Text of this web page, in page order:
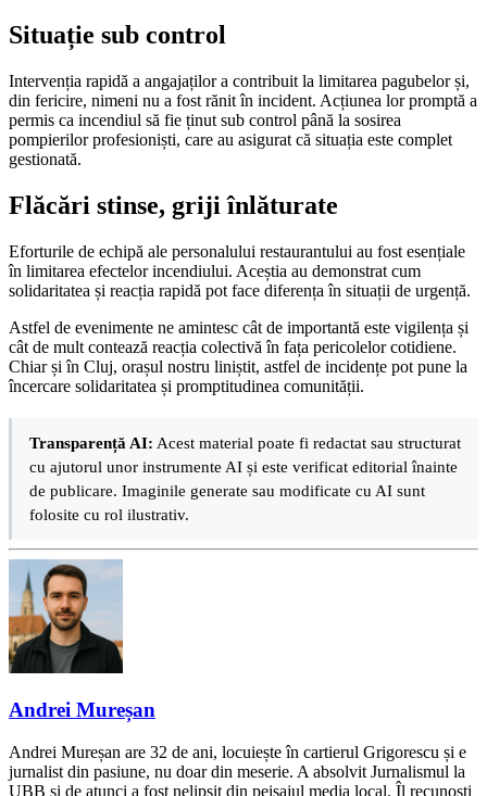
Situație sub control
Intervenția rapidă a angajaților a contribuit la limitarea pagubelor și,
din fericire, nimeni nu a fost rănit în incident. Acțiunea lor promptă a
permis ca incendiul să fie ținut sub control până la sosirea
pompierilor profesioniști, care au asigurat că situația este complet
gestionată.
Flăcări stinse, griji înlăturate
Eforturile de echipă ale personalului restaurantului au fost esențiale
în limitarea efectelor incendiului. Aceștia au demonstrat cum
solidaritatea și reacția rapidă pot face diferența în situații de urgență.
Astfel de evenimente ne amintesc cât de importantă este vigilența și
cât de mult contează reacția colectivă în fața pericolelor cotidiene.
Chiar și în Cluj, orașul nostru liniștit, astfel de incidențe pot pune la
încercare solidaritatea și promptitudinea comunității.
Transparență AI: Acest material poate fi redactat sau structurat
cu ajutorul unor instrumente AI și este verificat editorial înainte
de publicare. Imaginile generate sau modificate cu AI sunt
folosite cu rol ilustrativ.
Andrei Mureșan
Andrei Mureșan are 32 de ani, locuiește în cartierul Grigorescu și e
jurnalist din pasiune, nu doar din meserie. A absolvit Jurnalismul la
UBB și de atunci a fost nelipsit din peisajul media local. Îl recunoști